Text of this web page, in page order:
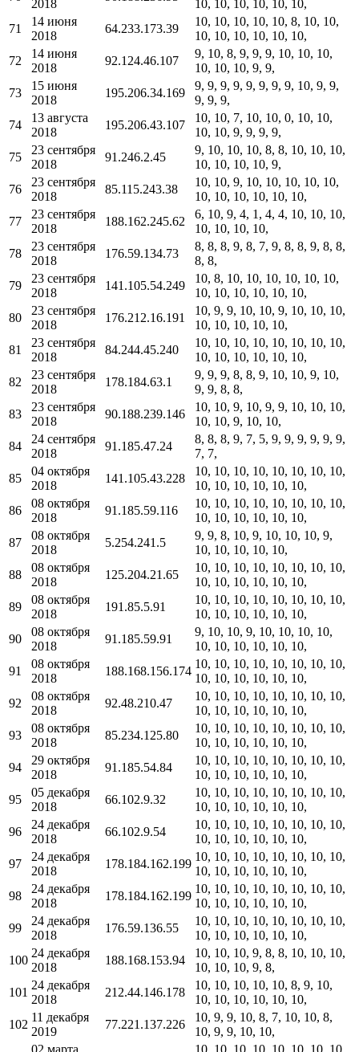
2018
10, 10, 10, 10, 10, 10,
71
14 июня
2018
64.233.173.39
10, 10, 10, 10, 10, 8, 10, 10,
10, 10, 10, 10, 10, 10,
72
14 июня
2018
92.124.46.107
9, 10, 8, 9, 9, 9, 10, 10, 10,
10, 10, 10, 9, 9,
73
15 июня
2018
195.206.34.169
9, 9, 9, 9, 9, 9, 9, 9, 10, 9, 9,
9, 9, 9,
74
13 августа
2018
195.206.43.107
10, 10, 7, 10, 10, 0, 10, 10,
10, 10, 9, 9, 9, 9,
75
23 сентября
2018
91.246.2.45
9, 10, 10, 10, 8, 8, 10, 10, 10,
10, 10, 10, 10, 9,
76
23 сентября
2018
85.115.243.38
10, 10, 9, 10, 10, 10, 10, 10,
10, 10, 10, 10, 10, 10,
77
23 сентября
2018
188.162.245.62
6, 10, 9, 4, 1, 4, 4, 10, 10, 10,
10, 10, 10, 10,
78
23 сентября
2018
176.59.134.73
8, 8, 8, 9, 8, 7, 9, 8, 8, 9, 8, 8,
8, 8,
79
23 сентября
2018
141.105.54.249
10, 8, 10, 10, 10, 10, 10, 10,
10, 10, 10, 10, 10, 10,
80
23 сентября
2018
176.212.16.191
10, 9, 9, 10, 10, 9, 10, 10, 10,
10, 10, 10, 10, 10,
81
23 сентября
2018
84.244.45.240
10, 10, 10, 10, 10, 10, 10, 10,
10, 10, 10, 10, 10, 10,
82
23 сентября
2018
178.184.63.1
9, 9, 9, 8, 8, 9, 10, 10, 9, 10,
9, 9, 8, 8,
83
23 сентября
2018
90.188.239.146
10, 10, 9, 10, 9, 9, 10, 10, 10,
10, 10, 9, 10, 10,
84
24 сентября
2018
91.185.47.24
8, 8, 8, 9, 7, 5, 9, 9, 9, 9, 9, 9,
7, 7,
85
04 октября
2018
141.105.43.228
10, 10, 10, 10, 10, 10, 10, 10,
10, 10, 10, 10, 10, 10,
86
08 октября
2018
91.185.59.116
10, 10, 10, 10, 10, 10, 10, 10,
10, 10, 10, 10, 10, 10,
87
08 октября
2018
5.254.241.5
9, 9, 8, 10, 9, 10, 10, 10, 9,
10, 10, 10, 10, 10,
88
08 октября
2018
125.204.21.65
10, 10, 10, 10, 10, 10, 10, 10,
10, 10, 10, 10, 10, 10,
89
08 октября
2018
191.85.5.91
10, 10, 10, 10, 10, 10, 10, 10,
10, 10, 10, 10, 10, 10,
90
08 октября
2018
91.185.59.91
9, 10, 10, 9, 10, 10, 10, 10,
10, 10, 10, 10, 10, 10,
91
08 октября
2018
188.168.156.174
10, 10, 10, 10, 10, 10, 10, 10,
10, 10, 10, 10, 10, 10,
92
08 октября
2018
92.48.210.47
10, 10, 10, 10, 10, 10, 10, 10,
10, 10, 10, 10, 10, 10,
93
08 октября
2018
85.234.125.80
10, 10, 10, 10, 10, 10, 10, 10,
10, 10, 10, 10, 10, 10,
94
29 октября
2018
91.185.54.84
10, 10, 10, 10, 10, 10, 10, 10,
10, 10, 10, 10, 10, 10,
95
05 декабря
2018
66.102.9.32
10, 10, 10, 10, 10, 10, 10, 10,
10, 10, 10, 10, 10, 10,
96
24 декабря
2018
66.102.9.54
10, 10, 10, 10, 10, 10, 10, 10,
10, 10, 10, 10, 10, 10,
97
24 декабря
2018
178.184.162.199
10, 10, 10, 10, 10, 10, 10, 10,
10, 10, 10, 10, 10, 10,
98
24 декабря
2018
178.184.162.199
10, 10, 10, 10, 10, 10, 10, 10,
10, 10, 10, 10, 10, 10,
99
24 декабря
2018
176.59.136.55
10, 10, 10, 10, 10, 10, 10, 10,
10, 10, 10, 10, 10, 10,
100
24 декабря
2018
188.168.153.94
10, 10, 10, 9, 8, 8, 10, 10, 10,
10, 10, 10, 9, 8,
101
24 декабря
2018
212.44.146.178
10, 10, 10, 10, 10, 8, 9, 10,
10, 10, 10, 10, 10, 10,
102
11 декабря
2019
77.221.137.226
10, 9, 9, 10, 8, 7, 10, 10, 8,
10, 9, 9, 10, 10,
02 марта 10, 10, 10, 10, 10, 10, 10, 10,